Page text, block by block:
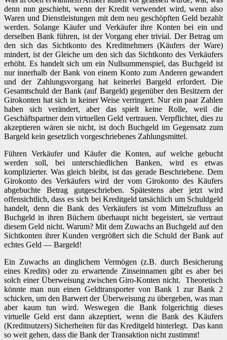
denn nun geschieht, wenn der Kredit verwendet wird, wenn also
Waren und Dienstleistungen mit dem neu geschöpften Geld bezahlt
werden. Solange Käufer und Verkäufer ihre Konten bei ein und
derselben Bank führen, ist der Vorgang eher trivial. Der Betrag um
den sich das Sichtkonto des Kreditnehmers (Käufers der Ware)
mindert, ist der Gleiche um den sich das Sichtkonto des Verkäufers
erhöht. Es handelt sich um ein Nullsummenspiel, das Buchgeld ist
nur innerhalb der Bank von einem Konto zum Anderen gewandert
und der Zahlungsvorgang hat keinerlei Bargeld erfordert. Die
Gesamtschuld der Bank (auf Bargeld) gegenüber den Besitzern der
Girokonten hat sich in keiner Weise verringert. Nur ein paar Zahlen
haben sich verändert, aber das spielt keine Rolle, weil die
Geschäftspartner dem virtuellen Geld vertrauen. Verpflichtet, dies zu
akzeptieren wären sie nicht, ist doch Buchgeld im Gegensatz zum
Bargeld kein gesetzlich vorgeschriebenes Zahlungsmittel.
Führen Verkäufer und Käufer die Konten, auf welche gebucht
werden soll, bei unterschiedlichen Banken, wird es etwas
komplizierter. Was gleich bleibt, ist das gerade Beschriebene. Dem
Girokonto des Verkäufers wird der vom Girokonto des Käufers
abgebuchte Betrag gutgeschrieben. Spätestens aber jetzt wird
offensichtlich, dass es sich bei Kreditgeld tatsächlich um Schuldgeld
handelt, denn die Bank des Verkäufers ist vom Mittelzufluss an
Buchgeld in ihren Büchern überhaupt nicht begeistert, sie vertraut
diesem Geld nicht. Warum? Mit dem Zuwachs an Buchgeld auf den
Sichtkonten ihrer Kunden vergrößert sich die Schuld der Bank auf
echtes Geld — Bargeld!
Ein Zuwachs an dinglichem Vermögen (z.B. durch Besicherung
eines Kredits) oder zu erwartende Zinseinnamen gibt es aber bei
solch einer Überweisung zwischen Giro-Konten nicht. Theoretisch
könnte man nun einen Geldtransporter von Bank 1 zur Bank 2
schicken, um den Barwert der Überweisung zu übergeben, was man
aber kaum tun wird. Weswegen die Bank folgerichtig dieses
virtuelle Geld erst dann akzeptiert, wenn die Bank des Käufers
(Kreditnutzers) Sicherheiten für das Kreditgeld hinterlegt. Das kann
so weit gehen, dass die Bank der Transaktion nicht zustimmt!